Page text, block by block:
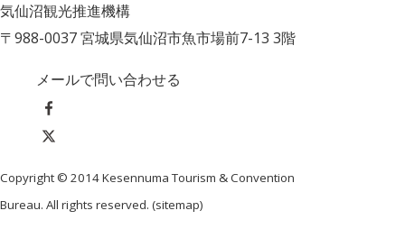
気仙沼観光推進機構
〒988-0037 宮城県気仙沼市魚市場前7-13 3階
メールで問い合わせる
Copyright © 2014 Kesennuma Tourism & Convention
Bureau. All rights reserved. (sitemap)